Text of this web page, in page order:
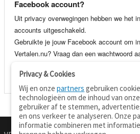
Facebook account?
Uit privacy overwegingen hebben we het
accounts uitgeschakeld.
Gebruikte je jouw Facebook account om
Vertalen.nu? Vraag dan een wachtwoord
je e-mail adres en wachtwoord.
Privacy & Cookies
Wij en onzepartners gebruiken
technologieën om de inhoud van
gebruiker af te stemmen,
en ons verkeer te analyseren. Onze
informatie combineren met